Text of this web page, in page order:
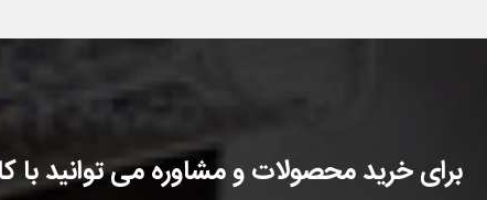
برای خرید محصولات و مشاوره می توانید با